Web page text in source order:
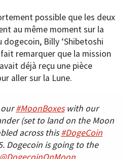
possible que les deux
au même moment sur la
Billy ‘Shibetoshi
remarquer que la mission
déjà reçu une pièce
aller sur la Lune.
our#MoonBoxeswith our
(set to land on the Moon
across this#DogeCoin
Dogecoin is going to the